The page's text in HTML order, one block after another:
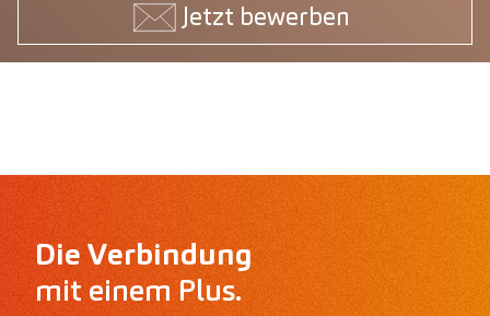
Jetzt bewerben
Die Verbindung
mit einem Plus.